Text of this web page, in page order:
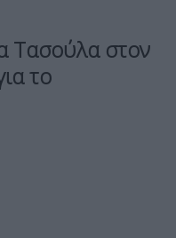
Τασούλα στον
το